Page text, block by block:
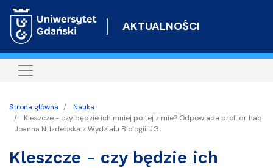
do
AKTUALNOŚCI
Strona główna
Nauka
Kleszcze - czy będzie ich mniej po tej zimie? Odpowiada prof. dr hab.
Joanna N. Izdebska z Wydziału Biologii UG
Kleszcze - czy będzie ich